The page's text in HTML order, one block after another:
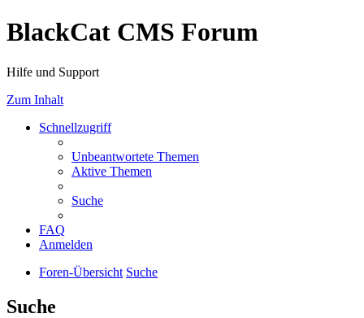
BlackCat CMS Forum
Hilfe und Support
Zum Inhalt
Schnellzugriff
Unbeantwortete Themen
Aktive Themen
Suche
FAQ
Anmelden
Foren-Übersicht Suche
Suche